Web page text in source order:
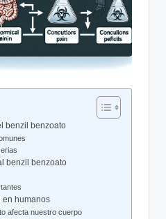
benzil benzoato
benzil benzoato
en humanos
afecta nuestro cuerpo